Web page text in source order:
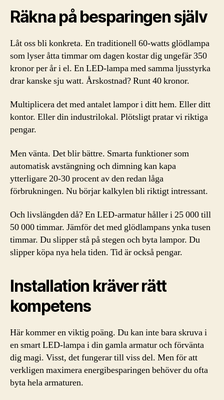
Räkna på besparingen själv
Låt oss bli konkreta. En traditionell 60-watts glödlampa
som lyser åtta timmar om dagen kostar dig ungefär 350
kronor per år i el. En LED-lampa med samma ljusstyrka
drar kanske sju watt. Årskostnad? Runt 40 kronor.
Multiplicera det med antalet lampor i ditt hem. Eller ditt
kontor. Eller din industrilokal. Plötsligt pratar vi riktiga
pengar.
Men vänta. Det blir bättre. Smarta funktioner som
automatisk avstängning och dimning kan kapa
ytterligare 20-30 procent av den redan låga
förbrukningen. Nu börjar kalkylen bli riktigt intressant.
Och livslängden då? En LED-armatur håller i 25 000 till
50 000 timmar. Jämför det med glödlampans ynka tusen
timmar. Du slipper stå på stegen och byta lampor. Du
slipper köpa nya hela tiden. Tid är också pengar.
Installation kräver rätt
kompetens
Här kommer en viktig poäng. Du kan inte bara skruva i
en smart LED-lampa i din gamla armatur och förvänta
dig magi. Visst, det fungerar till viss del. Men för att
verkligen maximera energibesparingen behöver du ofta
byta hela armaturen.